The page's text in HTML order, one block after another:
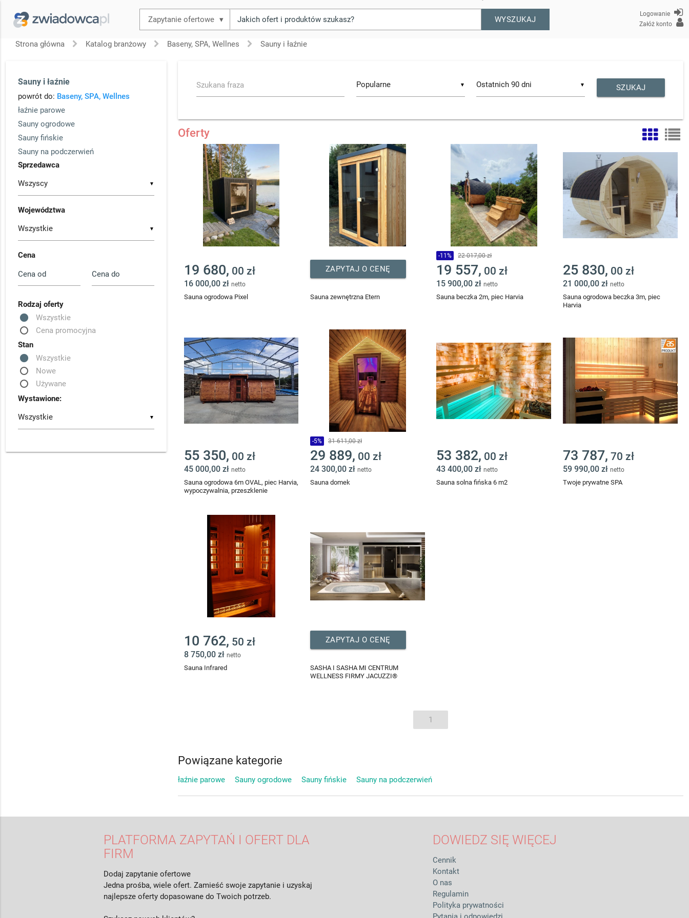
▾ WYSZUKAJ
Logowanie
Załóż konto
Strona główna Katalog branżowy Baseny, SPA, Wellnes Sauny i łaźnie
Sauny i łaźnie
powrót do: Baseny, SPA, Wellnes
łaźnie parowe
Sauny ogrodowe
Sauny fińskie
Sauny na podczerwień
Sprzedawca
▼
Województwa
▼
Cena
Rodzaj oferty
Wszystkie
Cena promocyjna
Stan
Wszystkie
Nowe
Używane
Wystawione:
▼
Szukana fraza ▼ ▼
Oferty
19 680, 00 zł
16 000,00 zł netto
Sauna ogrodowa Pixel
ZAPYTAJ O CENĘ
Sauna zewnętrzna Etern
-11% 22 017,00 zł
19 557, 00 zł
15 900,00 złnetto
Sauna beczka 2m, piec Harvia
25 830, 00 zł
21 000,00 zł netto
Sauna ogrodowa beczka 3m, piec
Harvia
55 350, 00 zł
45 000,00 zł netto
Sauna ogrodowa 6m OVAL, piec Harvia,
wypoczywalnia, przeszklenie
-5% 31 611,00 zł
29 889, 00 zł
24 300,00 zł netto
Sauna domek
53 382, 00 zł
43 400,00 złnetto
Sauna solna fińska 6 m2
73 787, 70 zł
59 990,00 zł netto
Twoje prywatne SPA
10 762, 50 zł
8 750,00 zł netto
Sauna Infrared
ZAPYTAJ O CENĘ
SASHA I SASHA MI CENTRUM
WELLNESS FIRMY JACUZZI®
1
Powiązane kategorie
łaźnie parowe Sauny ogrodowe Sauny fińskie Sauny na podczerwień
PLATFORMA ZAPYTAŃ I OFERT DLA
FIRM
Dodaj zapytanie ofertowe
Jedna prośba, wiele ofert. Zamieść swoje zapytanie i uzyskaj
najlepsze oferty dopasowane do Twoich potrzeb.
DOWIEDZ SIĘ WIĘCEJ
Cennik
Kontakt
O nas
Regulamin
Polityka prywatności